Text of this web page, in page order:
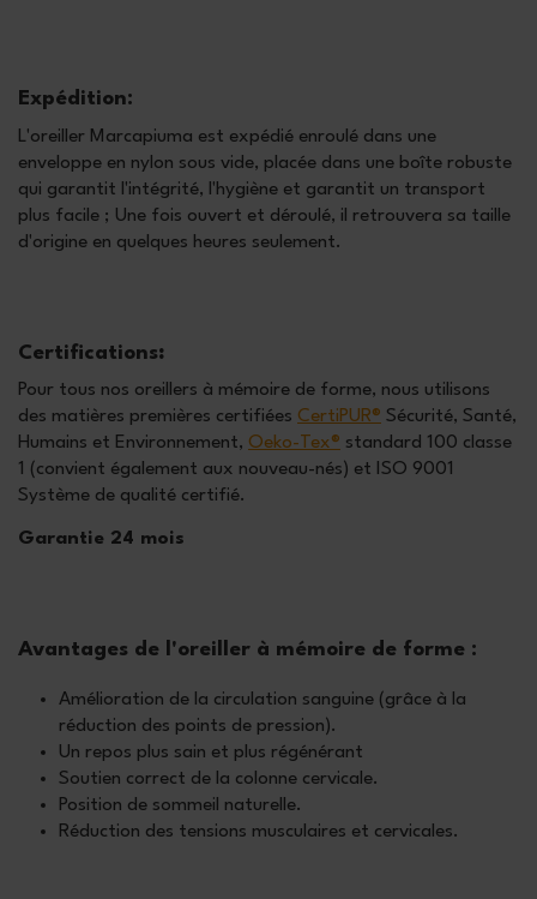
Expédition:
L'oreiller Marcapiuma est expédié enroulé dans une
enveloppe en nylon sous vide, placée dans une boîte robuste
qui garantit l'intégrité, l'hygiène et garantit un transport
plus facile ; Une fois ouvert et déroulé, il retrouvera sa taille
d'origine en quelques heures seulement.
Certifications:
Pour tous nos oreillers à mémoire de forme, nous utilisons
des matières premières certifiées CertiPUR® Sécurité, Santé,
Humains et Environnement, Oeko-Tex® standard 100 classe
1 (convient également aux nouveau-nés) et ISO 9001
Système de qualité certifié.
Garantie 24 mois
Avantages de l'oreiller à mémoire de forme :
Amélioration de la circulation sanguine (grâce à la
réduction des points de pression).
Un repos plus sain et plus régénérant
Soutien correct de la colonne cervicale.
Position de sommeil naturelle.
Réduction des tensions musculaires et cervicales.